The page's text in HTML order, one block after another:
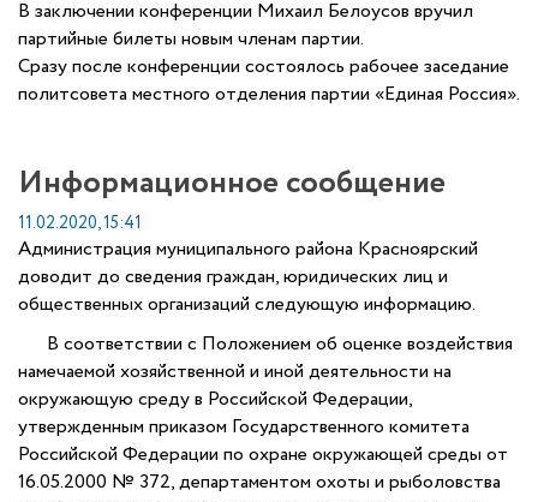
В заключении конференции Михаил Белоусов вручил
партийные билеты новым членам партии.
Сразу после конференции состоялось рабочее заседание
политсовета местного отделения партии «Единая Россия».
Информационное сообщение
11.02.2020, 15:41
Администрация муниципального района Красноярский
доводит до сведения граждан, юридических лиц и
общественных организаций следующую информацию.
В соответствии с Положением об оценке воздействия
намечаемой хозяйственной и иной деятельности на
окружающую среду в Российской Федерации,
утвержденным приказом Государственного комитета
Российской Федерации по охране окружающей среды от
16.05.2000 № 372, департаментом охоты и рыболовства